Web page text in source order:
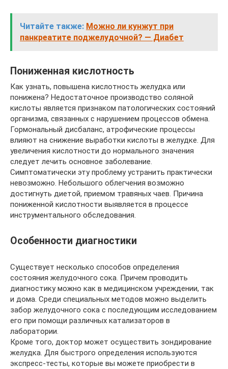
Читайте также: Можно ли кунжут при
панкреатите поджелудочной? — Диабет
Пониженная кислотность
Как узнать, повышена кислотность желудка или
понижена? Недостаточное производство соляной
кислоты является признаком патологических состояний
организма, связанных с нарушением процессов обмена.
Гормональный дисбаланс, атрофические процессы
влияют на снижение выработки кислоты в желудке. Для
увеличения кислотности до нормального значения
следует лечить основное заболевание.
Симптоматически эту проблему устранить практически
невозможно. Небольшого облегчения возможно
достигнуть диетой, приемом травяных чаев. Причина
пониженной кислотности выявляется в процессе
инструментального обследования.
Особенности диагностики
Существует несколько способов определения
состояния желудочного сока. Причем проводить
диагностику можно как в медицинском учреждении, так
и дома. Среди специальных методов можно выделить
забор желудочного сока с последующим исследованием
его при помощи различных катализаторов в
лаборатории.
Кроме того, доктор может осуществить зондирование
желудка. Для быстрого определения используются
экспресс-тесты, которые вы можете приобрести в